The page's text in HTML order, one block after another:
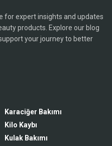
for expert insights and updates
products. Explore our blog
your journey to better
Karaciğer Bakımı
Kilo Kaybı
Kulak Bakımı